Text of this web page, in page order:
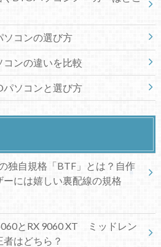
コンの選び方
ンの違いを比較
ソコンと選び方
独自規格「BTF」とは？自作
ーには嬉しい裏配線の規格
とRX 9060 XT ミッドレン
者はどちら？